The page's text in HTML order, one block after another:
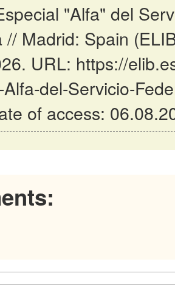
"Alfa" del
// Madrid: Spain
URL: https://
del-Servicio-
of access: